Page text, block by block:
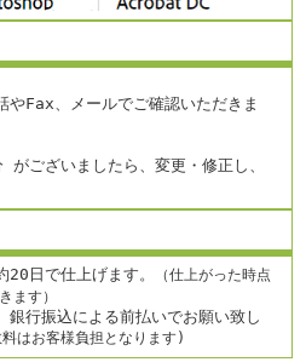
やFax、メールでご確認いただきま
ございましたら、変更・修正し、
日で仕上げます。
（仕上がった時点
ます）
銀行振込による前払いでお願い致し
料はお客様負担となります)